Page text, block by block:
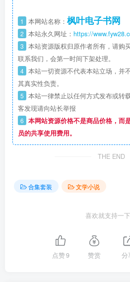
1 本网站名称： 枫叶电子书网
2 本站永久网址： https://
3 本站资源版权归原作者所有，请购
联系我们，会第一时间下架处理。
4 本站一切资源不代表本站立场，并
其真实性负责。
5 本站一律禁止以任何方式发布或转
客发现请向站长举报
6 本网站资源价格不是商品价格，而
员的共享使用费用。
THE END
合集套装 文学小说
喜欢就支持一
点赞9 赞赏 分